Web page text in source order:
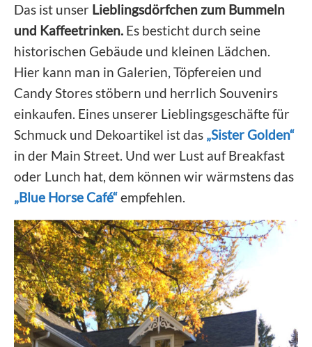
Das ist unser Lieblingsdörfchen zum Bummeln
und Kaffeetrinken. Es besticht durch seine
historischen Gebäude und kleinen Lädchen.
Hier kann man in Galerien, Töpfereien und
Candy Stores stöbern und herrlich Souvenirs
einkaufen. Eines unserer Lieblingsgeschäfte für
Schmuck und Dekoartikel ist das „Sister Golden“
in der Main Street. Und wer Lust auf Breakfast
oder Lunch hat, dem können wir wärmstens das
„Blue Horse Café“empfehlen.